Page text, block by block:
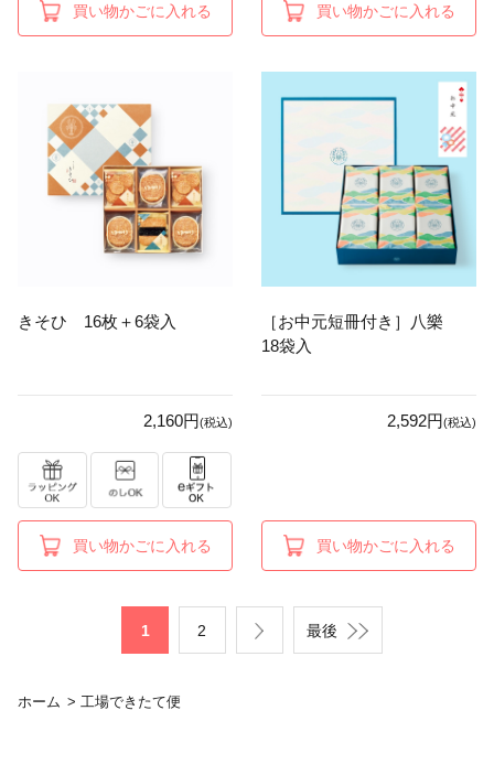
買い物かごに入れる 買い物かごに入れる
きそひ 16枚＋6袋入
2,160円(税込)
買い物かごに入れる
［お中元短冊付き］八樂
18袋入
2,592円(税込)
買い物かごに入れる
1 2 最後
ホーム > 工場できたて便